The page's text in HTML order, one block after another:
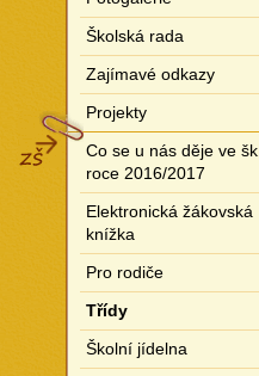
Školská rada
Zajímavé odkazy
Projekty
Co se u nás děje ve šk.
roce 2016/2017
Elektronická žákovská
knížka
Pro rodiče
Třídy
Školní jídelna